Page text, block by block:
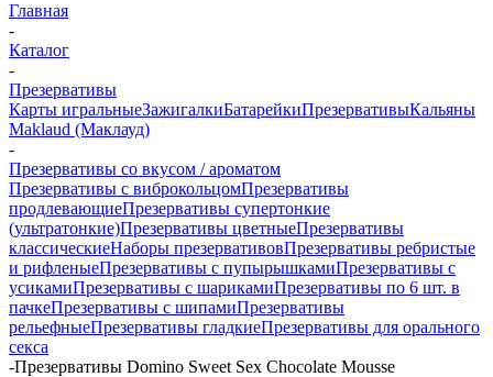
Главная
-
Каталог
-
Презервативы
Карты игральныеЗажигалкиБатарейкиПрезервативыКальяны
Maklaud (Маклауд)
-
Презервативы со вкусом / ароматом
Презервативы с виброкольцомПрезервативы
продлевающиеПрезервативы супертонкие
(ультратонкие)Презервативы цветныеПрезервативы
классическиеНаборы презервативовПрезервативы ребристые
и рифленыеПрезервативы с пупырышкамиПрезервативы с
усикамиПрезервативы с шарикамиПрезервативы по 6 шт. в
пачкеПрезервативы с шипамиПрезервативы
рельефныеПрезервативы гладкиеПрезервативы для орального
секса
-Презервативы Domino Sweet Sex Chocolate Mousse